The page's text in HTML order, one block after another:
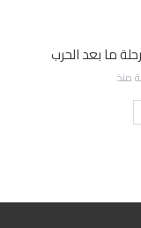
ما بعد الحرب